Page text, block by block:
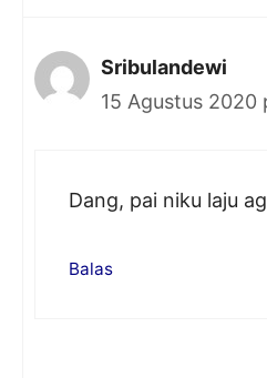
Sribulandewi
15 Agustus 2020
Dang, pai niku laju
Balas